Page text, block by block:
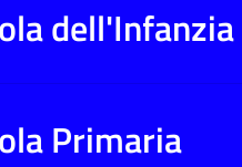
dell'Infanzia
Primaria